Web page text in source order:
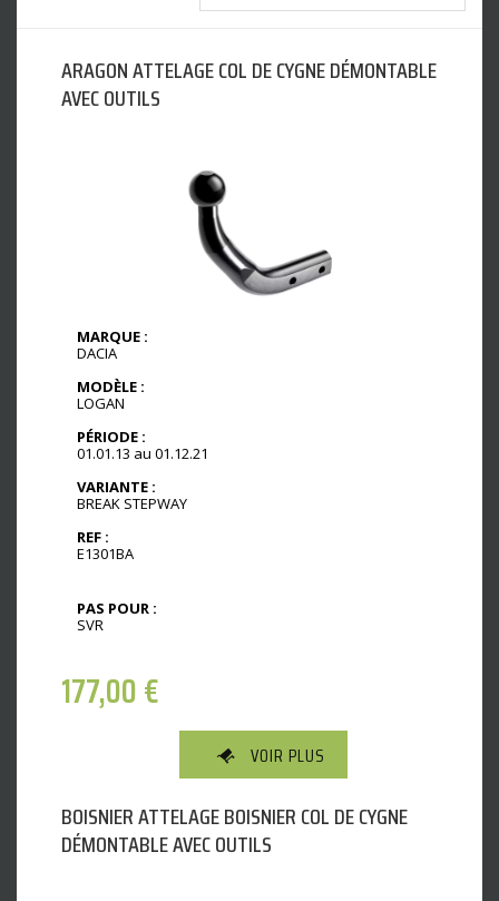
ARAGON ATTELAGE COL DE CYGNE DÉMONTABLE
AVEC OUTILS
MARQUE :
DACIA
MODÈLE :
LOGAN
PÉRIODE :
01.01.13 au 01.12.21
VARIANTE :
BREAK STEPWAY
REF :
E1301BA
PAS POUR :
SVR
177,00€
VOIR PLUS
BOISNIER ATTELAGE BOISNIER COL DE CYGNE
DÉMONTABLE AVEC OUTILS